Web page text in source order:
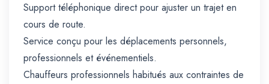
Support téléphonique direct pour ajuster un trajet en
cours de route.
Service conçu pour les déplacements personnels,
professionnels et événementiels.
Chauffeurs professionnels habitués aux contraintes de